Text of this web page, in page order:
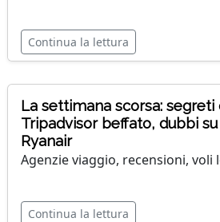
Continua la lettura
La settimana scorsa: segreti
Tripadvisor beffato, dubbi su
Ryanair
Agenzie viaggio, recensioni, voli
Continua la lettura